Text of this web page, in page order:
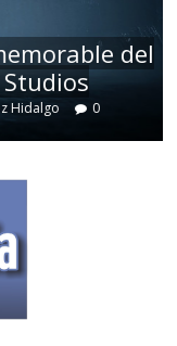
del
Hidalgo 0